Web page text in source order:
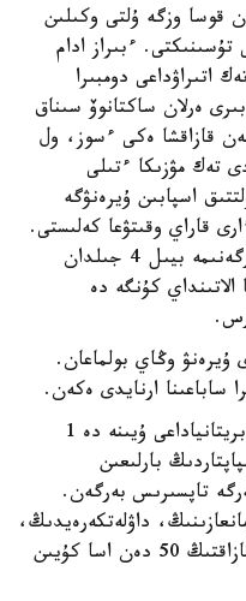
قوسا وزگە ۇلتى وكىلىن
تۇسىنىكتى. ءبىراز ادام
اتىراۋداعى دومبىرا
ەرلان ساكتانوۆ سىناق
قازاقشا ەكى ءسوز، ول
تەك مۋزىكا ءتىلى
اسپابىن ۇيرەنۋگە
قاراي وقىتۋعا كەلىستى.
مىنە، ول كىسىدەن ساباق الىپ جۇرگەنىمە بيىل 4 جىلدان
كۇنگە دە
ۇيرەنۋ وڭاي بولماعان.
اتىراۋداعى ۇيىنە ەكى دومبىرا، ۇلى بريتانياداعى ۇيىنە دە 1
بارلىعىن
تاپسىرىس بەرگەن.
داۋلەتكەرەيدىڭ،
دينانىڭ، شالكيىزدىڭ تاعى باسقا قازاقتىڭ 50 دەن اسا كۇيىن